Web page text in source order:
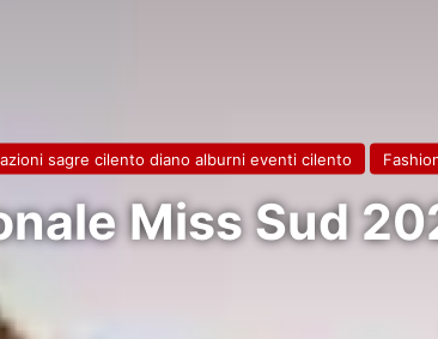
sagre cilento diano alburni eventi cilento
Miss Sud